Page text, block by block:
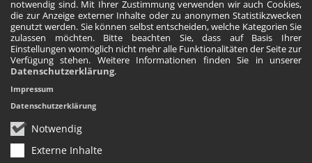
notwendig sind. Mit Ihrer Zustimmung verwenden wir auch Cookies,
die zur Anzeige externer Inhalte oder zu anonymen Statistikzwecken
genutzt werden. Sie können selbst entscheiden, welche Kategorien Sie
zulassen möchten. Bitte beachten Sie, dass auf Basis Ihrer
Einstellungen womöglich nicht mehr alle Funktionalitäten der Seite zur
Verfügung stehen. Weitere Informationen finden Sie in unserer
Datenschutzerklärung.
Notwendig
Externe Inhalte
Impressum
Datenschutzerklärung